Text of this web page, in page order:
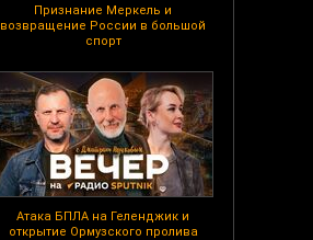
Признание Меркель и
возвращение России в большой
спорт
Атака БПЛА на Геленджик и
открытие Ормузского пролива